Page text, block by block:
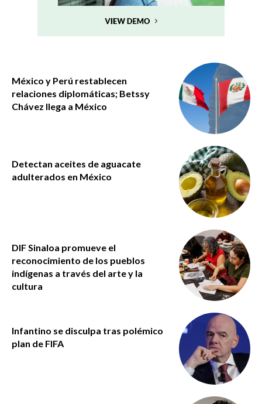
México y Perú restablecen
relaciones diplomáticas; Betssy
Chávez llega a México
Detectan aceites de aguacate
adulterados en México
DIF Sinaloa promueve el
reconocimiento de los pueblos
indígenas a través del arte y la
cultura
Infantino se disculpa tras polémico
plan de FIFA